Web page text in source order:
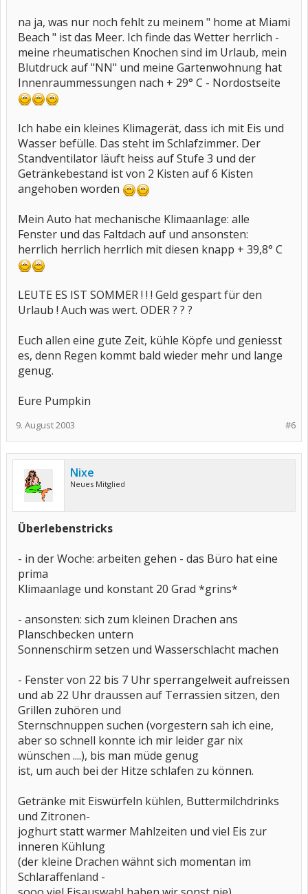
na ja, was nur noch fehlt zu meinem " home at Miami
Beach " ist das Meer. Ich finde das Wetter herrlich -
meine rheumatischen Knochen sind im Urlaub, mein
Blutdruck auf "NN" und meine Gartenwohnung hat
Innenraummessungen nach + 29° C - Nordostseite
Ich habe ein kleines Klimagerät, dass ich mit Eis und
Wasser befülle. Das steht im Schlafzimmer. Der
Standventilator läuft heiss auf Stufe 3 und der
Getränkebestand ist von 2 Kisten auf 6 Kisten
angehoben worden
Mein Auto hat mechanische Klimaanlage: alle
Fenster und das Faltdach auf und ansonsten:
herrlich herrlich herrlich mit diesen knapp + 39,8° C
LEUTE ES IST SOMMER ! ! ! Geld gespart für den
Urlaub ! Auch was wert. ODER ? ? ?
Euch allen eine gute Zeit, kühle Köpfe und geniesst
es, denn Regen kommt bald wieder mehr und lange
genug.
Eure Pumpkin
#6
9. August 2003
Nixe
Neues Mitglied
Überlebenstricks
- in der Woche: arbeiten gehen - das Büro hat eine
prima
Klimaanlage und konstant 20 Grad *grins*
- ansonsten: sich zum kleinen Drachen ans
Planschbecken untern
Sonnenschirm setzen und Wasserschlacht machen
- Fenster von 22 bis 7 Uhr sperrangelweit aufreissen
und ab 22 Uhr draussen auf Terrassien sitzen, den
Grillen zuhören und
Sternschnuppen suchen (vorgestern sah ich eine,
aber so schnell konnte ich mir leider gar nix
wünschen ....), bis man müde genug
ist, um auch bei der Hitze schlafen zu können.
Getränke mit Eiswürfeln kühlen, Buttermilchdrinks
und Zitronen-
joghurt statt warmer Mahlzeiten und viel Eis zur
inneren Kühlung
(der kleine Drachen wähnt sich momentan im
Schlaraffenland -